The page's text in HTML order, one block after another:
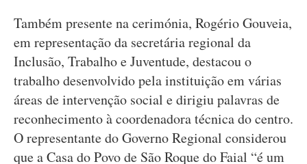
Também presente na cerimónia, Rogério Gouveia,
em representação da secretária regional da
Inclusão, Trabalho e Juventude, destacou o
trabalho desenvolvido pela instituição em várias
áreas de intervenção social e dirigiu palavras de
reconhecimento à coordenadora técnica do centro.
O representante do Governo Regional considerou
que a Casa do Povo de São Roque do Faial “é um